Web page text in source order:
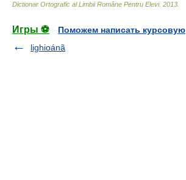
Dictionar Ortografic al Limbii Române Pentru Elevi. 2013
Игры ⚽
Поможем написать курсовую
lighioánã